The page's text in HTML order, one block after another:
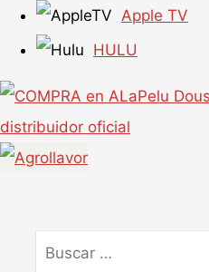
Apple TV
HULU
por: